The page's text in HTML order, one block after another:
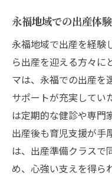
永福での出
か
永福での出
活用法
永福地域の
出産方法によ
考える
永福の病院
永福地域での出産体
永福地域で出産を経験
ら出産を迎える方々に
マは、永福での出産を
サポートが充実してい
は定期的な健診や専門
出産後も育児支援が手
は、出産準備クラスで
め、心強い支えを得ら